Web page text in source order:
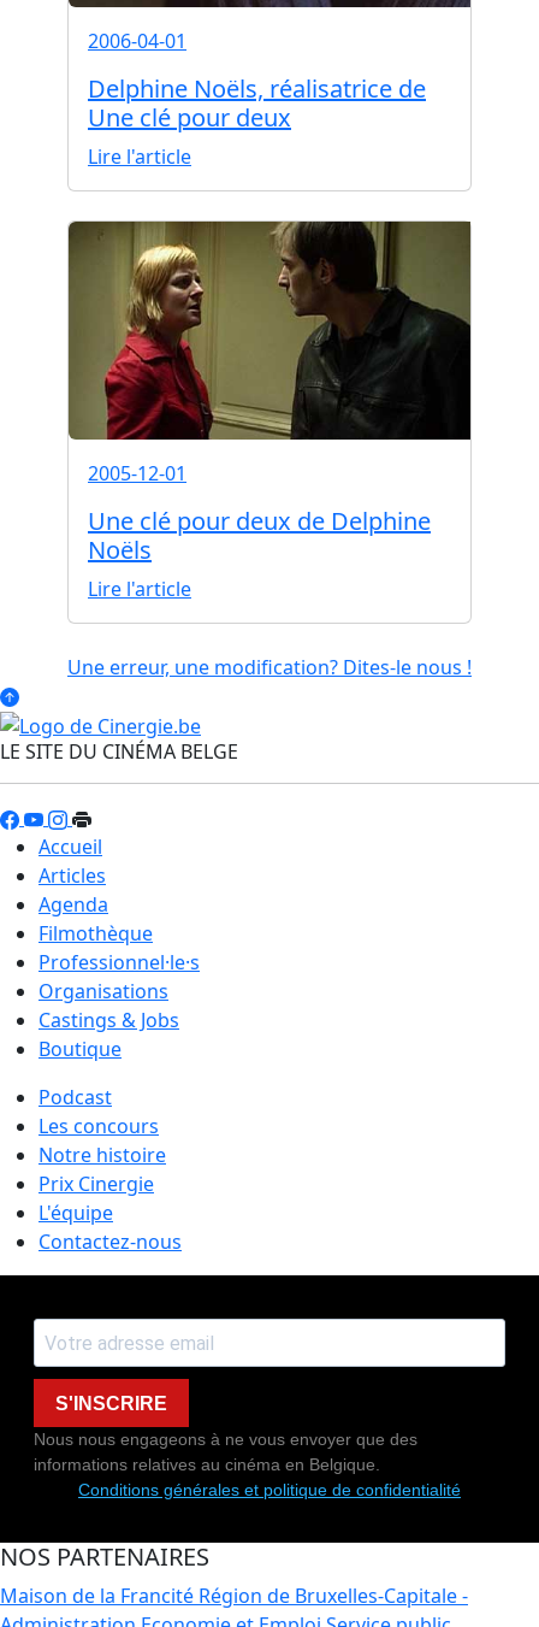
2006-04-01
Delphine Noëls, réalisatrice de
Une clé pour deux
Lire l'article
2005-12-01
Une clé pour deux de Delphine
Noëls
Lire l'article
Une erreur, une modification? Dites-le nous !
LE SITE DU CINÉMA BELGE
Accueil
Articles
Agenda
Filmothèque
Professionnel·le·s
Organisations
Castings & Jobs
Boutique
Podcast
Les concours
Notre histoire
Prix Cinergie
L'équipe
Contactez-nous
S'INSCRIRE
Nous nous engageons à ne vous envoyer que des
informations relatives au cinéma en Belgique.
Conditions générales et politique de confidentialité
NOS PARTENAIRES
Maison de la Francité Région de Bruxelles-Capitale -